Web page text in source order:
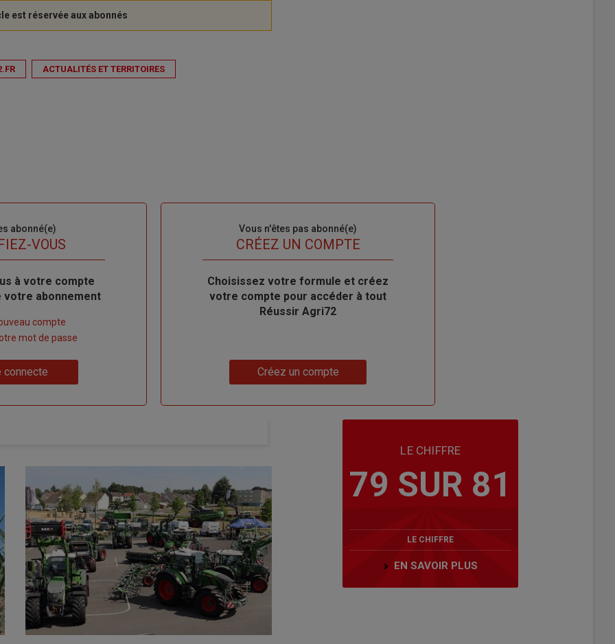
ACTUALITÉS ET TERRITOIRES
abonné(e)
VOUS
à votre compte
abonnement
compte
mot de passe
connecte
Vous n'êtes pas abonné(e)
TITRECRÉEZ UN COMPTE
Body
Choisissez votre formule et créez
votre compte pour accéder à tout
Réussir Agri72
Créez un compte
LE CHIFFRE
79 SUR 81
LE CHIFFRE
EN SAVOIR PLUS